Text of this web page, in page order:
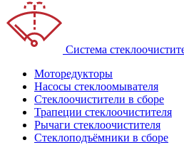
Система
Моторедукторы
Насосы стеклоомывателя
Стеклоочистители в сборе
Трапеции стеклоочистителя
Рычаги стеклоочистителя
Стеклоподъёмники в сборе